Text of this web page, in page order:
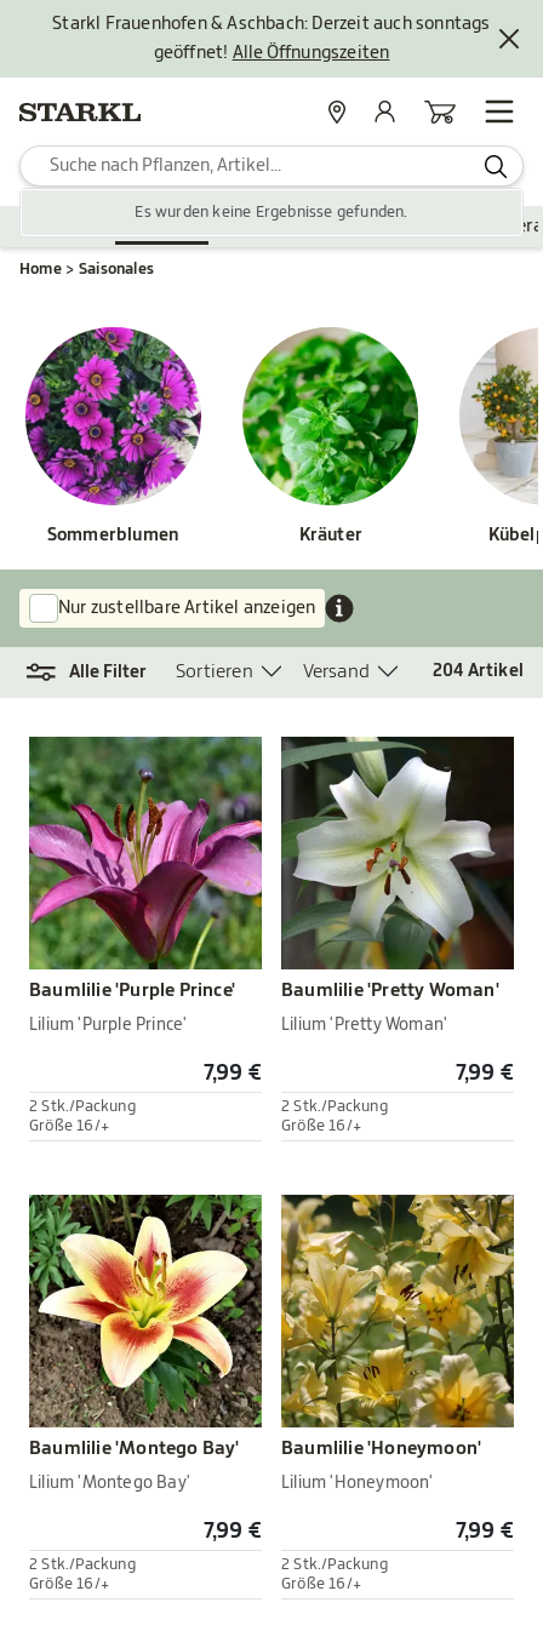
Starkl Frauenhofen & Aschbach: Derzeit auch sonntags
geöffnet! Alle Öffnungszeiten
Es wurden keine Ergebnisse gefunden.
StandorteMein KontoWarenkorb
Zubehör Gartengestaltung
Home Saisonales
Sommerblumen Kräuter
Nur zustellbare Artikel anzeigen
Alle Filter Sortieren Versand 204 Artikel
Baumlilie 'Purple Prince'
Lilium 'Purple Prince'
7,99 €
2 Stk./Packung
Größe 16/+
Baumlilie 'Pretty Woman'
Lilium 'Pretty Woman'
7,99 €
2 Stk./Packung
Größe 16/+
Baumlilie 'Montego Bay'
Lilium 'Montego Bay'
7,99 €
2 Stk./Packung
Größe 16/+
Baumlilie 'Honeymoon'
Lilium 'Honeymoon'
7,99 €
2 Stk./Packung
Größe 16/+